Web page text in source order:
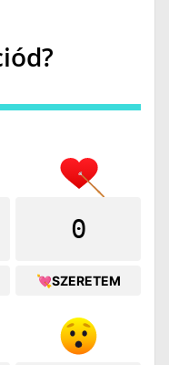
0
💘SZERETEM